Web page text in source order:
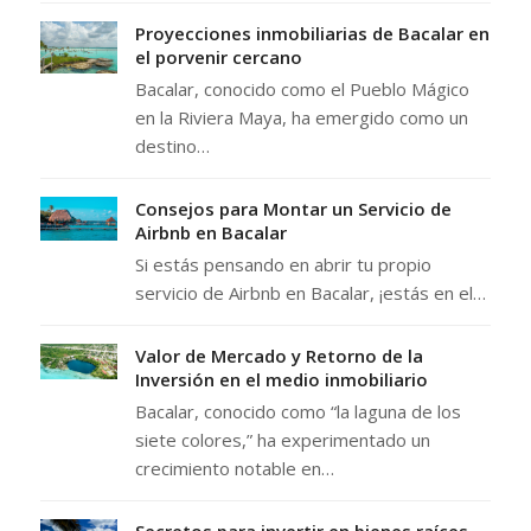
Proyecciones inmobiliarias de Bacalar en
el porvenir cercano
Bacalar, conocido como el Pueblo Mágico
en la Riviera Maya, ha emergido como un
destino…
Consejos para Montar un Servicio de
Airbnb en Bacalar
Si estás pensando en abrir tu propio
servicio de Airbnb en Bacalar, ¡estás en el…
Valor de Mercado y Retorno de la
Inversión en el medio inmobiliario
Bacalar, conocido como “la laguna de los
siete colores,” ha experimentado un
crecimiento notable en…